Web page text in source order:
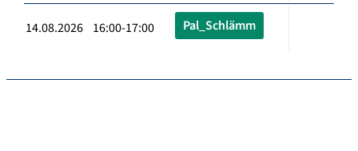
14.08.2026 16:00-17:00 Pal_Schlämm